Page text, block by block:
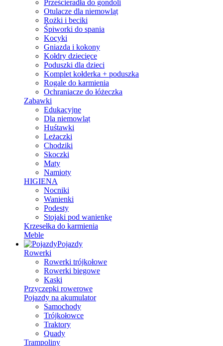
Prześcieradła do gondoli
Otulacze dla niemowląt
Rożki i beciki
Śpiworki do spania
Kocyki
Gniazda i kokony
Kołdry dziecięce
Poduszki dla dzieci
Komplet kołderka + poduszka
Rogale do karmienia
Ochraniacze do łóżeczka
Zabawki
Edukacyjne
Dla niemowląt
Huśtawki
Leżaczki
Chodziki
Skoczki
Maty
Namioty
HIGIENA
Nocniki
Wanienki
Podesty
Stojaki pod wanienkę
Krzesełka do karmienia
Meble
Pojazdy
Rowerki
Rowerki trójkołowe
Rowerki biegowe
Kaski
Przyczepki rowerowe
Pojazdy na akumulator
Samochody
Trójkołowce
Traktory
Quady
Trampoliny